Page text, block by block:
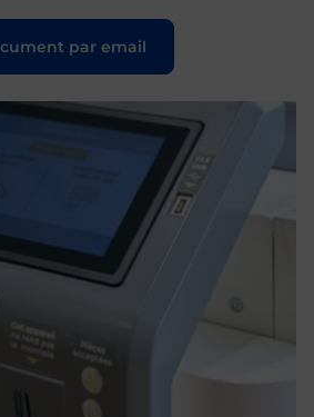
par email
nouvel onglet